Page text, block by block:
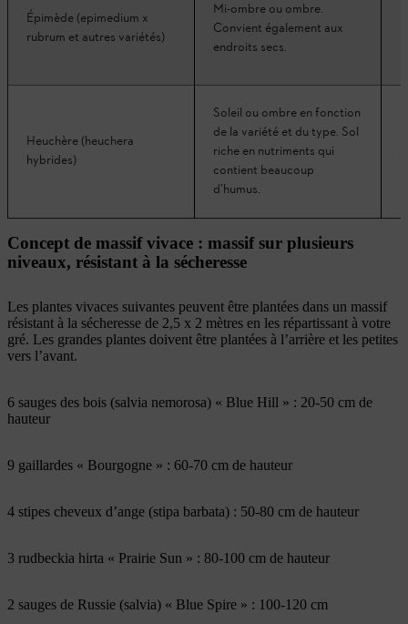
Épimède (epimedium x
rubrum et autres variétés)
Mi-ombre ou ombre.
Convient également aux
endroits secs.
Heuchère (heuchera
hybrides)
Soleil ou ombre en fonction
de la variété et du type. Sol
riche en nutriments qui
contient beaucoup
d’humus.
Concept de massif vivace : massif sur plusieurs
niveaux, résistant à la sécheresse
Les plantes vivaces suivantes peuvent être plantées dans un massif
résistant à la sécheresse de 2,5 x 2 mètres en les répartissant à votre
gré. Les grandes plantes doivent être plantées à l’arrière et les petites
vers l’avant.
6 sauges des bois (salvia nemorosa) « Blue Hill » : 20-50 cm de
hauteur
9 gaillardes « Bourgogne » : 60-70 cm de hauteur
4 stipes cheveux d’ange (stipa barbata) : 50-80 cm de hauteur
3 rudbeckia hirta « Prairie Sun » : 80-100 cm de hauteur
2 sauges de Russie (salvia) « Blue Spire » : 100-120 cm